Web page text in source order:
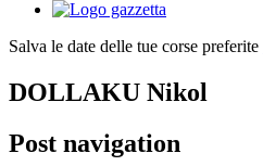
Salva le date delle tue corse preferite
DOLLAKU Nikol
Post navigation